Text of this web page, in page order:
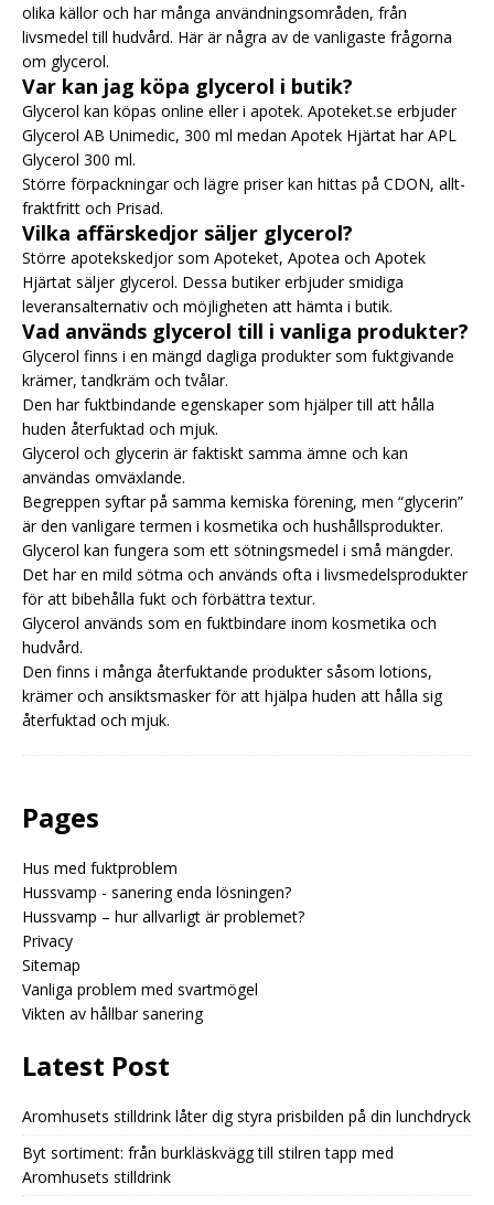
olika källor och har många användningsområden, från
livsmedel till hudvård. Här är några av de vanligaste frågorna
om glycerol.
Var kan jag köpa glycerol i butik?
Glycerol kan köpas online eller i apotek. Apoteket.se erbjuder
Glycerol AB Unimedic, 300 ml medan Apotek Hjärtat har APL
Glycerol 300 ml.
Större förpackningar och lägre priser kan hittas på CDON, allt-
fraktfritt och Prisad.
Vilka affärskedjor säljer glycerol?
Större apotekskedjor som Apoteket, Apotea och Apotek
Hjärtat säljer glycerol. Dessa butiker erbjuder smidiga
leveransalternativ och möjligheten att hämta i butik.
Vad används glycerol till i vanliga produkter?
Glycerol finns i en mängd dagliga produkter som fuktgivande
krämer, tandkräm och tvålar.
Den har fuktbindande egenskaper som hjälper till att hålla
huden återfuktad och mjuk.
Glycerol och glycerin är faktiskt samma ämne och kan
användas omväxlande.
Begreppen syftar på samma kemiska förening, men “glycerin”
är den vanligare termen i kosmetika och hushållsprodukter.
Glycerol kan fungera som ett sötningsmedel i små mängder.
Det har en mild sötma och används ofta i livsmedelsprodukter
för att bibehålla fukt och förbättra textur.
Glycerol används som en fuktbindare inom kosmetika och
hudvård.
Den finns i många återfuktande produkter såsom lotions,
krämer och ansiktsmasker för att hjälpa huden att hålla sig
återfuktad och mjuk.
Pages
Hus med fuktproblem
Hussvamp - sanering enda lösningen?
Hussvamp – hur allvarligt är problemet?
Privacy
Sitemap
Vanliga problem med svartmögel
Vikten av hållbar sanering
Latest Post
Aromhusets stilldrink låter dig styra prisbilden på din lunchdryck
Byt sortiment: från burkläskvägg till stilren tapp med
Aromhusets stilldrink